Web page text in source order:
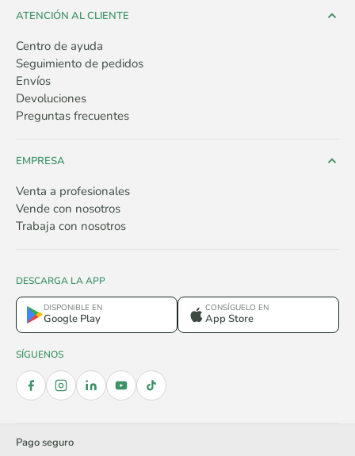
ATENCIÓN AL CLIENTE
Centro de ayuda
Seguimiento de pedidos
Envíos
Devoluciones
Preguntas frecuentes
EMPRESA
Venta a profesionales
Vende con nosotros
Trabaja con nosotros
DESCARGA LA APP
DISPONIBLE EN
Google Play
CONSÍGUELO EN
App Store
SÍGUENOS
Pago seguro